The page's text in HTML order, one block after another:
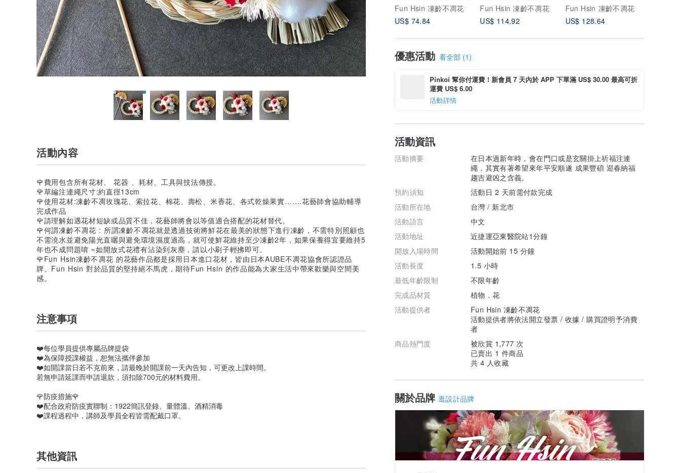
Fun Hsin 凍齡不凋花
US$ 74.84
Fun Hsin 凍齡不凋花
US$ 114.92
Fun Hsin 凍齡不凋花
US$ 128.64
優惠活動 看全部 (1)
Pinkoi 幫你付運費！新會員 7 天內於 APP 下單滿 US$ 30.00 最高可折
運費 US$ 6.00
活動詳情
活動資訊
活動摘要
在日本過新年時，會在門口或是玄關掛上祈福注連
繩，其實有著希望來年平安順遂 成果豐碩 迎春納福
趨吉避凶之含義。
預約須知
活動日 2 天前需付款完成
活動所在地
台灣 / 新北市
活動語言
中文
活動地址
近捷運亞東醫院站1分鐘
開放入場時間
活動開始前 15 分鐘
活動長度
1.5 小時
最低年齡限制
不限年齡
完成品材質
植物．花
活動提供者
Fun Hsin 凍齡不凋花
活動提供者將依法開立發票 / 收據 / 購買證明予消費
者
商品熱門度
被欣賞 1,777 次
已賣出 1 件商品
共 4 人收藏
關於品牌 逛設計品牌
活動內容
🌹費用包含所有花材、 花器 、耗材、工具與技法傳授。
🌹草編注連繩尺寸:約直徑13cm
🌹使用花材:凍齡不凋玫瑰花、索拉花、棉花、壽松、米香花、各式乾燥果實…….花藝師會協助輔導
完成作品
🌹請理解如遇花材短缺或品質不佳，花藝師將會以等值適合搭配的花材替代。
🌹何謂凍齡不凋花 : 所謂凍齡不凋花就是透過技術將鮮花在最美的狀態下進行凍齡，不需特別照顧也
不需澆水並避免陽光直曬與避免環境濕度過高，就可使鮮花維持至少凍齡2年，如果保養得宜要維持5
年也不成問題唷 ~如開放式花禮有沾染到灰塵，請以小刷子輕拂即可。
🌹Fun Hsin凍齡不凋花 的花藝作品都是採用日本進口花材，皆由日本AUBE不凋花協會所認證品
牌。Fun Hsin 對於品質的堅持絕不馬虎，期待Fun Hsin 的作品能為大家生活中帶來歡樂與空間美
感。
注意事項
❤️每位學員提供專屬品牌提袋
❤️為保障授課權益，恕無法攜伴參加
❤️如開課當日若不克前來，請最晚於開課前一天內告知，可更改上課時間。
若無申請延課而申請退款，須扣除700元的材料費用。
🌹防疫措施🌹
❤️配合政府防疫實聯制：1922簡訊登錄、量體溫、酒精消毒
❤️課程過程中，講師及學員全程皆需配戴口罩。
其他資訊